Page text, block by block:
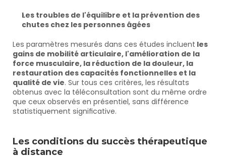
Les troubles de l'équilibre et la prévention des
chutes chez les personnes âgées
Les paramètres mesurés dans ces études incluent les
gains de mobilité articulaire, l'amélioration de la
force musculaire, la réduction de la douleur, la
restauration des capacités fonctionnelles et la
qualité de vie. Sur tous ces critères, les résultats
obtenus avec la téléconsultation sont du même ordre
que ceux observés en présentiel, sans différence
statistiquement significative.
Les conditions du succès thérapeutique
à distance